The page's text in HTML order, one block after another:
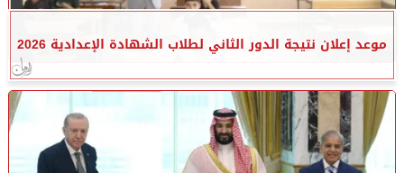
موعد إعلان نتيجة الدور الثاني لطلاب الشهادة الإعدادية 2026